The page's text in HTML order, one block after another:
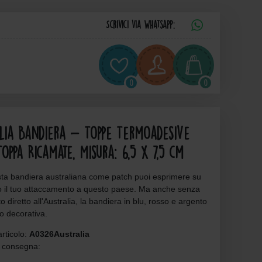
Scrivici via Whatsapp:
0 0
Bandiera - Toppe Termoadesive
Ricamate, Misura: 6,5 x 7,5 cm
bandiera australiana come patch puoi esprimere su
il tuo attaccamento a questo paese. Ma anche senza
diretto all'Australia, la bandiera in blu, rosso e argento
decorativa.
A0326Australia